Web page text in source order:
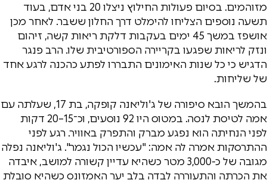
מזוהמים. בסיום פעולות החילוץ ניצלו 20 בני אדם, בעוד
תשעה נוספים הצליחו להימלט דרך החלון ששבר. לאחר מכן
אושפז במשך 45 ימים בעקבות דלקת ריאות קשה, זיהום
ונזק לריאות שפגעו בקריירה הספורטיבית שלו. הרב פנגר
הדגיש כי כל שנות האימונים התבררו לפתע כהכנה לרגע אחד
של שליחות.
בהמשך הובא סיפורה של ג'וליאנה קופקה, בת 17, שעלתה עם
אמה לטיסת לנסה. במטוס היו 92 נוסעים, וכ־15–20 דקות
לפני הנחיתה הוא נפגע מברק והתפרק באוויר. רגע לפני
ההתרסקות אמרה לה אמה: "עכשיו הכול נגמר". ג'וליאנה נפלה
מגובה של כ-3,000 מטר כשהיא עדיין קשורה למושב, איבדה
את הכרתה והתעוררה לבדה בלב יער האמזונס כשהיא סובלת